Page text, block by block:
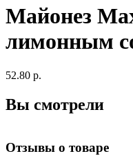
Майонез
лимонным
52.80 р.
Вы смотрели
Отзывы о товаре